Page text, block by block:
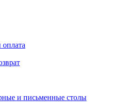
оплата
и письменные столы